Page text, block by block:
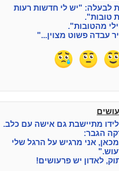
לבעלה: "יש לי חדשות רעות
טובות".
מהטובות".
עבדה פשוט מצוין..."
מתיישבת גם אישה עם כלב.
הגבר:
אני מרגיש על הרגל שלי
לאדון יש פרעושים!